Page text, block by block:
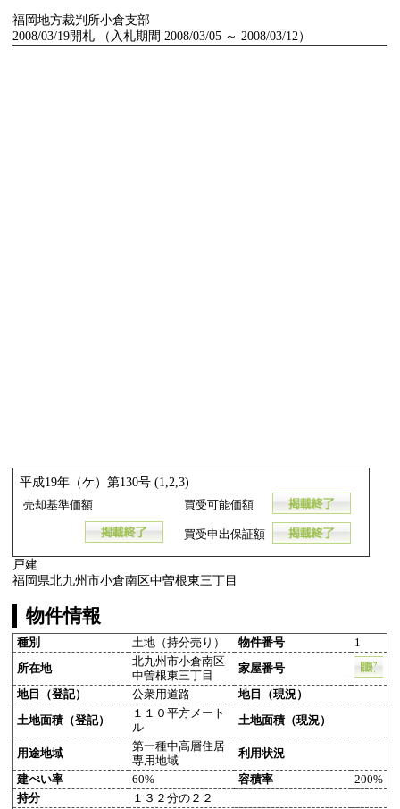
福岡地方裁判所小倉支部
2008/03/19開札 （入札期間 2008/03/05 ～ 2008/03/12）
平成19年（ケ）第130号 (1,2,3)
売却基準価額 買受可能価額
買受申出保証額
戸建
福岡県北九州市小倉南区中曽根東三丁目
物件情報
種別 土地（持分売り） 物件番号 1
所在地
北九州市小倉南区
中曽根東三丁目
家屋番号
地目（登記） 公衆用道路 地目（現況）
土地面積（登記）
１１０平方メート
ル
土地面積（現況）
用途地域
第一種中高層住居
専用地域
利用状況
建ぺい率 60% 容積率
200%
持分
１３２分の２２